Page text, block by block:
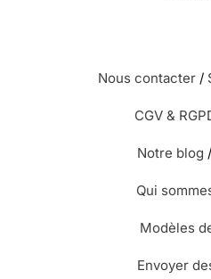
Nous contacter /
CGV &
Notre blog /
Qui
Modèles
Envoyer